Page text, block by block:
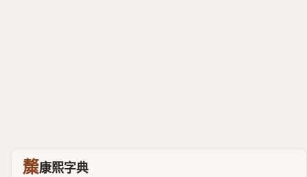
斄康熙字典